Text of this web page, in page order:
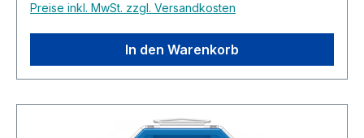
(vier Arten in Standardgröße, zwei Arten in
Mikro). Weiße Kunststoffstöpsel in
Standardgröße sind für laminierte Oberflächen
erhältlich.
Preise inkl. MwSt. zzgl. Versandkosten
In den Warenkorb